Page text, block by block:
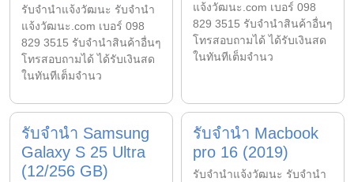
รับจํานําแจ้งวัฒนะ รับจํานํา
แจ้งวัฒนะ.com เบอร์ 098
829 3515 รับจำนำสินค้าอื่นๆ
โทรสอบถามได้ ได้รับเงินสด
ในทันทีเต็มจำนว
แจ้งวัฒนะ.com เบอร์ 098
829 3515 รับจำนำสินค้าอื่นๆ
โทรสอบถามได้ ได้รับเงินสด
ในทันทีเต็มจำนว
รับจำนำ Samsung
Galaxy S 25 Ultra
(12/256 GB)
รับจำนำ Macbook
pro 16 (2019)
รับจํานําแจ้งวัฒนะ รับจํานํา